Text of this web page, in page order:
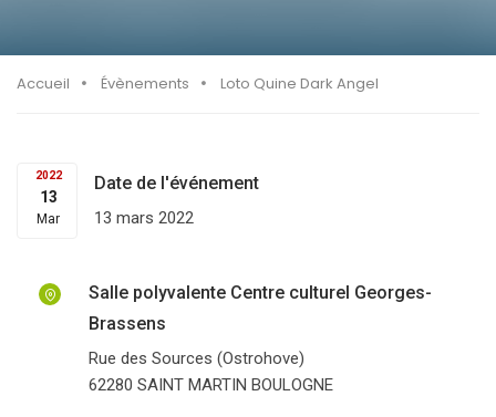
Accueil Évènements Loto Quine Dark Angel
2022
13
Mar
Date de l'événement
13 mars 2022
Salle polyvalente Centre culturel Georges-
Brassens
Rue des Sources (Ostrohove)
62280 SAINT MARTIN BOULOGNE